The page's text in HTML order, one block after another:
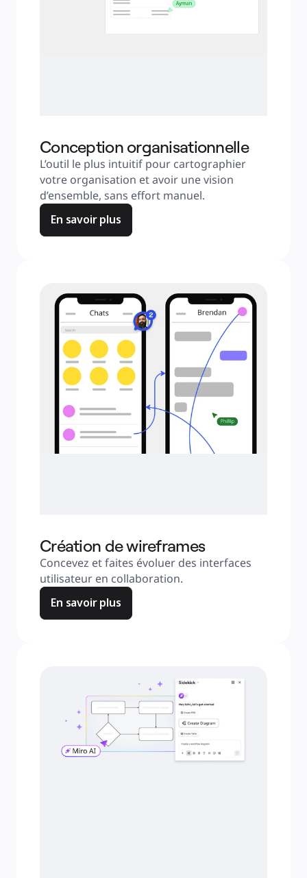
Conception organisationnelle
L’outil le plus intuitif pour cartographier
votre organisation et avoir une vision
d’ensemble, sans effort manuel.
En savoir plus
Création de wireframes
Concevez et faites évoluer des interfaces
utilisateur en collaboration.
En savoir plus